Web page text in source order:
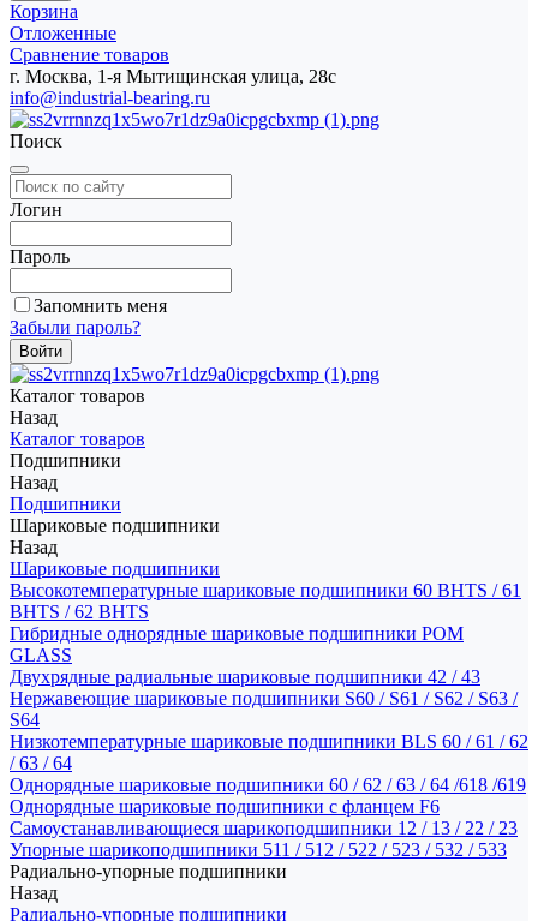
Корзина
Отложенные
Сравнение товаров
г. Москва, 1-я Мытищинская улица, 28с
info@industrial-bearing.ru
Поиск
Логин
Пароль
Запомнить меня
Забыли пароль?
Каталог товаров
Назад
Каталог товаров
Подшипники
Назад
Подшипники
Шариковые подшипники
Назад
Шариковые подшипники
Высокотемпературные шариковые подшипники 60 BHTS / 61
BHTS / 62 BHTS
Гибридные однорядные шариковые подшипники POM
GLASS
Двухрядные радиальные шариковые подшипники 42 / 43
Нержавеющие шариковые подшипники S60 / S61 / S62 / S63 /
S64
Низкотемпературные шариковые подшипники BLS 60 / 61 / 62
/ 63 / 64
Однорядные шариковые подшипники 60 / 62 / 63 / 64 /618 /619
Однорядные шариковые подшипники с фланцем F6
Самоустанавливающиеся шарикоподшипники 12 / 13 / 22 / 23
Упорные шарикоподшипники 511 / 512 / 522 / 523 / 532 / 533
Радиально-упорные подшипники
Назад
Радиально-упорные подшипники